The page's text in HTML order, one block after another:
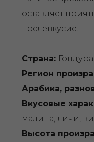
оставляет
послевкусие.
Страна:
Регион
Арабика,
Вкусовые
малина, личи,
Высота